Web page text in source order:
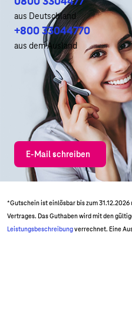
aus Deutschland
+800 33044770
aus dem Ausland
E-Mail schreiben
*Gutschein ist einlösbar bis zum
Vertrages. Das Guthaben wird mit den
Leistungsbeschreibungverrechnet. Eine